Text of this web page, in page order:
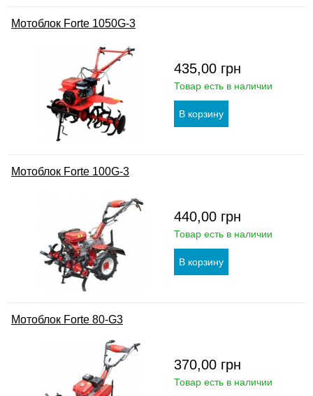
Мотоблок Forte 1050G-3
435,00 грн
Товар есть в наличии
Мотоблок Forte 100G-3
440,00 грн
Товар есть в наличии
Мотоблок Forte 80-G3
370,00 грн
Товар есть в наличии